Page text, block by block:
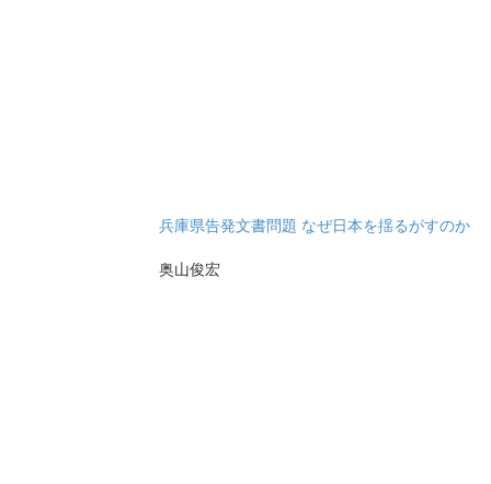
兵庫県告発文書問題 なぜ日本を揺るがすのか
奥山俊宏